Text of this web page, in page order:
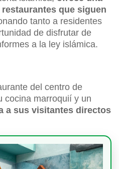
que siguen
tanto a residentes
de disfrutar de
a la ley islámica.
del centro de
cocina marroquií y un
a sus visitantes directos